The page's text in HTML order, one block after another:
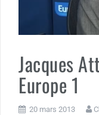
Jacques
Europe 1
20 mars 2013